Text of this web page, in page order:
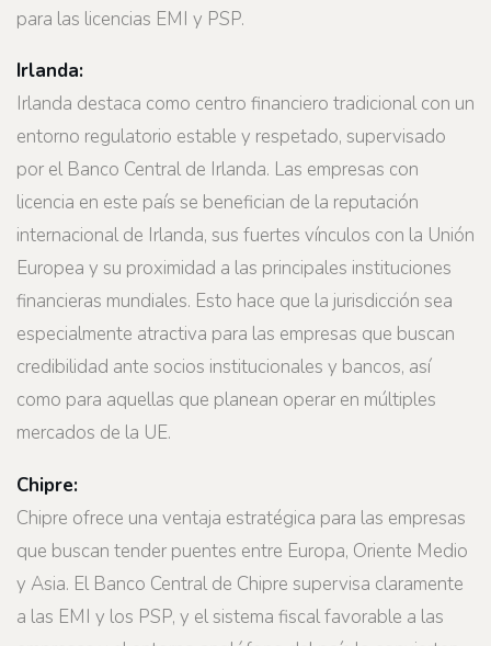
para las licencias EMI y PSP.
Irlanda:
Irlanda destaca como centro financiero tradicional con un
entorno regulatorio estable y respetado, supervisado
por el Banco Central de Irlanda. Las empresas con
licencia en este país se benefician de la reputación
internacional de Irlanda, sus fuertes vínculos con la Unión
Europea y su proximidad a las principales instituciones
financieras mundiales. Esto hace que la jurisdicción sea
especialmente atractiva para las empresas que buscan
credibilidad ante socios institucionales y bancos, así
como para aquellas que planean operar en múltiples
mercados de la UE.
Chipre:
Chipre ofrece una ventaja estratégica para las empresas
que buscan tender puentes entre Europa, Oriente Medio
y Asia. El Banco Central de Chipre supervisa claramente
a las EMI y los PSP, y el sistema fiscal favorable a las